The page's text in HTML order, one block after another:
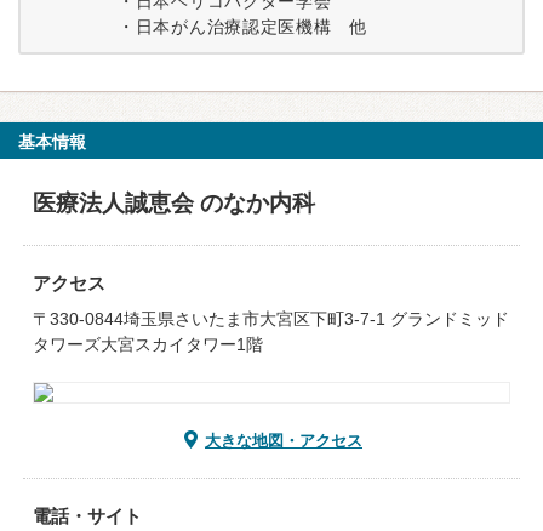
・日本がん治療認定医機構 他
基本情報
医療法人誠恵会 のなか内科
アクセス
〒330-0844埼玉県さいたま市大宮区下町3-7-1 グランドミッド
タワーズ大宮スカイタワー1階
大きな地図・アクセス
電話・サイト